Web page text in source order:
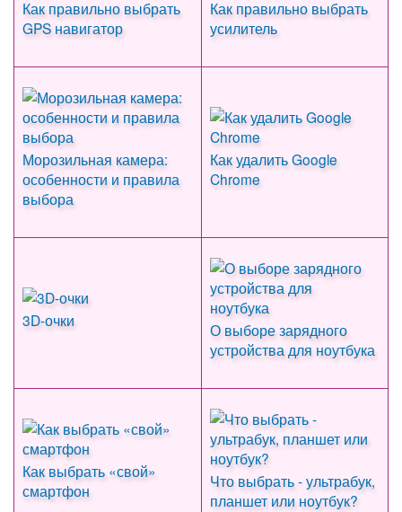
Как правильно выбрать
GPS навигатор
Как правильно выбрать
усилитель
Морозильная камера:
особенности и правила
выбора
Как удалить Google
Chrome
3D-очки
О выборе зарядного
устройства для ноутбука
Как выбрать «свой»
смартфон
Что выбрать - ультрабук,
планшет или ноутбук?